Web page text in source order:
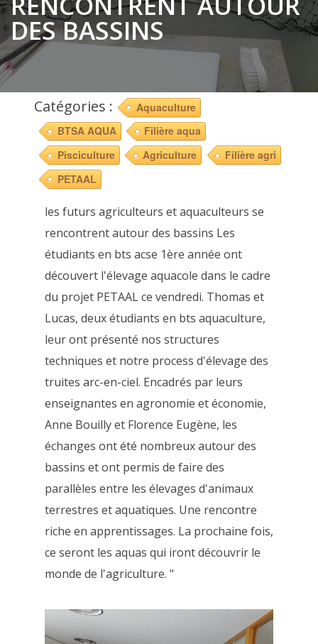
DES BASSINS
Catégories :
Aquaculture
BTSA AQUA
Filière aqua
Pisciculture
Agriculture
Filière agri
PETAAL
les futurs agriculteurs et aquaculteurs se
rencontrent autour des bassins Les
étudiants en bts acse 1ère année ont
découvert l'élevage aquacole dans le cadre
du projet PETAAL ce vendredi. Thomas et
Lucas, deux étudiants en bts aquaculture,
leur ont présenté nos structures
techniques et notre process d'élevage des
truites arc-en-ciel. Encadrés par leurs
enseignantes en agronomie et économie,
Anne Bouilly et Florence Eugène, les
échanges ont été nombreux autour des
bassins et ont permis de faire des
parallèles entre les élevages d'animaux
terrestres et aquatiques. Une rencontre
riche en apprentissages. La prochaine fois,
ce seront les aquas qui iront découvrir le
monde de l'agriculture. "